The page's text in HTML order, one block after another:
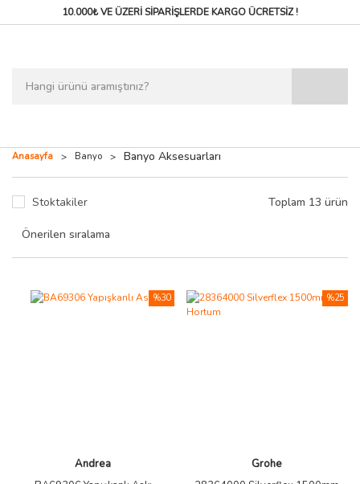
10.000₺ VE ÜZERİ SİPARİŞLERDEKARGO ÜCRETSİZ !
Anasayfa Banyo Banyo Aksesuarları
Stoktakiler Toplam 13 ürün
Andrea
%30
Grohe
%25